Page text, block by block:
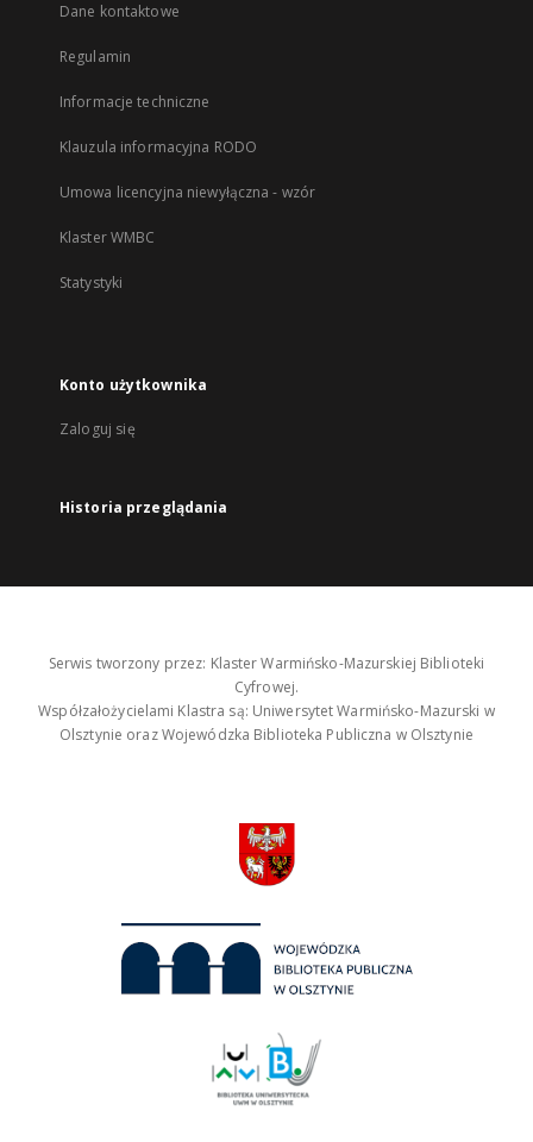
Dane kontaktowe
Regulamin
Informacje techniczne
Klauzula informacyjna RODO
Umowa licencyjna niewyłączna - wzór
Klaster WMBC
Statystyki
Konto użytkownika
Zaloguj się
Historia przeglądania
Serwis tworzony przez: Klaster Warmińsko-Mazurskiej Biblioteki
Cyfrowej.
Współzałożycielami Klastra są: Uniwersytet Warmińsko-Mazurski w
Olsztynie oraz Wojewódzka Biblioteka Publiczna w Olsztynie